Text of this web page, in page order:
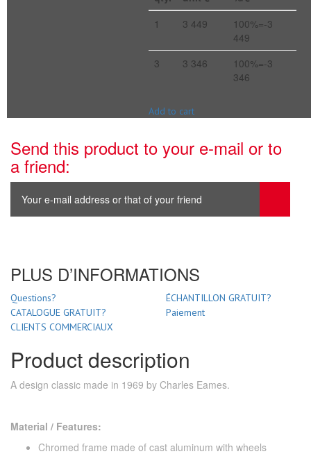
1
3 449
100%=-3
449
3
3 346
100%=-3
346
Add to cart
Send this product to your e-mail or to
a friend:
PLUS D’INFORMATIONS
Questions?
ÉCHANTILLON GRATUIT?
CATALOGUE GRATUIT?
Paiement
CLIENTS COMMERCIAUX
Product description
A design classic made in 1969 by Charles Eames.
Material / Features:
Chromed frame made ​​of cast aluminum with wheels